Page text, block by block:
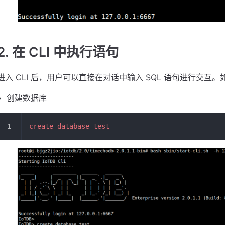
在 CLI 中执行语句
入 CLI 后，用户可以直接在对话中输入 SQL 语句进行交互。
创建数据库
create database test